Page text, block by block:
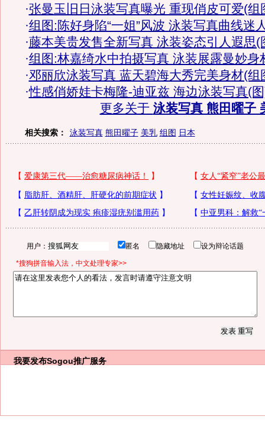
·张曼玉旧日泳装写真曝光 重现俏皮可爱(组
·组图:陈好身陷“一姐”风波 泳装写真曲线迷
·藤本美贵发售全新写真 泳装姿态引人遐思(
·组图:林嘉绮水中拍摄写真 泳装展露曼妙身
·邓丽欣泳装写真 蓝天碧海大秀完美身材(组
·性感俏娇娃卡梅隆-迪亚兹 海边泳装写真(
更多关于 泳装写真 熊田曜子
相关搜索： 泳装写真 熊田曜子 美乳 组图 日本
用户： 匿名 隐藏地址 设为辩论话题
*搜狗拼音输入法，中文处理专家>>
我要发布Sogou推广服务